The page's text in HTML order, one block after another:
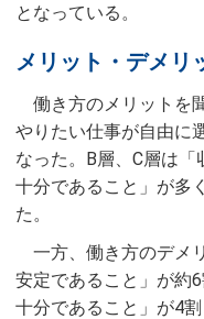
となっている。
メリット・デメリ
働き方のメリットを
やりたい仕事が自由に
なった。B層、C層は
十分であること」が多
た。
一方、働き方のデメ
安定であること」が約
十分であること」が4